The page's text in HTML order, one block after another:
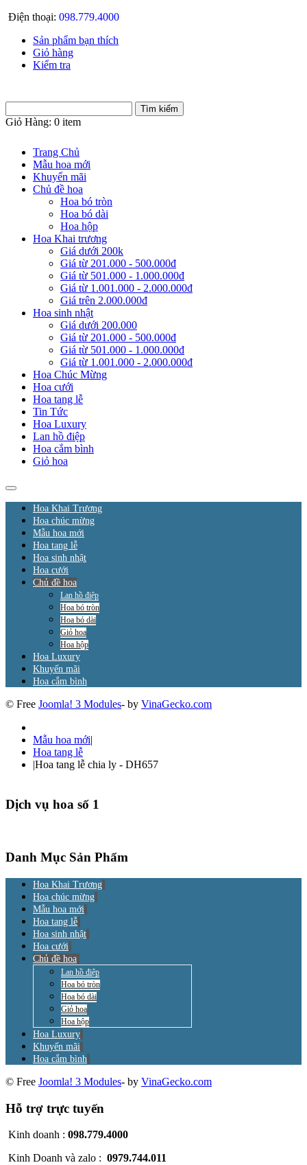
Điện thoại: 098.779.4000
Sản phẩm bạn thích
Giỏ hàng
Kiểm tra
Giỏ Hàng: 0 item
Trang Chủ
Mẫu hoa mới
Khuyến mãi
Chủ đề hoa
Hoa bó tròn
Hoa bó dài
Hoa hộp
Hoa Khai trương
Giá dưới 200k
Giá từ 201.000 - 500.000đ
Giá từ 501.000 - 1.000.000đ
Giá từ 1.001.000 - 2.000.000đ
Giá trên 2.000.000đ
Hoa sinh nhật
Giá dưới 200.000
Giá từ 201.000 - 500.000đ
Giá từ 501.000 - 1.000.000đ
Giá từ 1.001.000 - 2.000.000đ
Hoa Chúc Mừng
Hoa cưới
Hoa tang lễ
Tin Tức
Hoa Luxury
Lan hồ điệp
Hoa cắm bình
Giỏ hoa
Hoa Khai Trương
Hoa chúc mừng
Mẫu hoa mới
Hoa tang lễ
Hoa sinh nhật
Hoa cưới
Chủ đề hoa
Lan hồ điệp
Hoa bó tròn
Hoa bó dài
Giỏ hoa
Hoa hộp
Hoa Luxury
Khuyến mãi
Hoa cắm bình
© Free Joomla! 3 Modules- by VinaGecko.com
Mẫu hoa mới|
Hoa tang lễ
|Hoa tang lễ chia ly - DH657
Dịch vụ hoa số 1
Danh Mục Sản Phẩm
Hoa Khai Trương
Hoa chúc mừng
Mẫu hoa mới
Hoa tang lễ
Hoa sinh nhật
Hoa cưới
Chủ đề hoa
Lan hồ điệp
Hoa bó tròn
Hoa bó dài
Giỏ hoa
Hoa hộp
Hoa Luxury
Khuyến mãi
Hoa cắm bình
© Free Joomla! 3 Modules- by VinaGecko.com
Hỗ trợ trực tuyến
Kinh doanh : 098.779.4000
Kinh Doanh và zalo : 0979.744.011